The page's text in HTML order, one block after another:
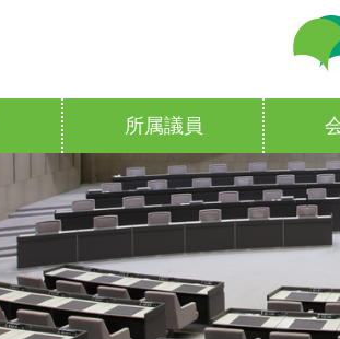
所属議員